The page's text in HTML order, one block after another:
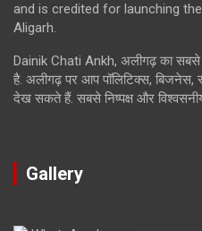
and is credited for launching
Aligarh.
Dainik Chati Ankh, अलीगढ़ का सबसे
है. अलीगढ़ पर आप पॉलिटिक्स, बिजनेस,
देख सकते हैं. सबसे निष्पक्ष और
Gallery